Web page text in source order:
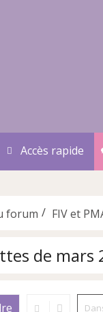
Accès rapide
forum FIV et
de